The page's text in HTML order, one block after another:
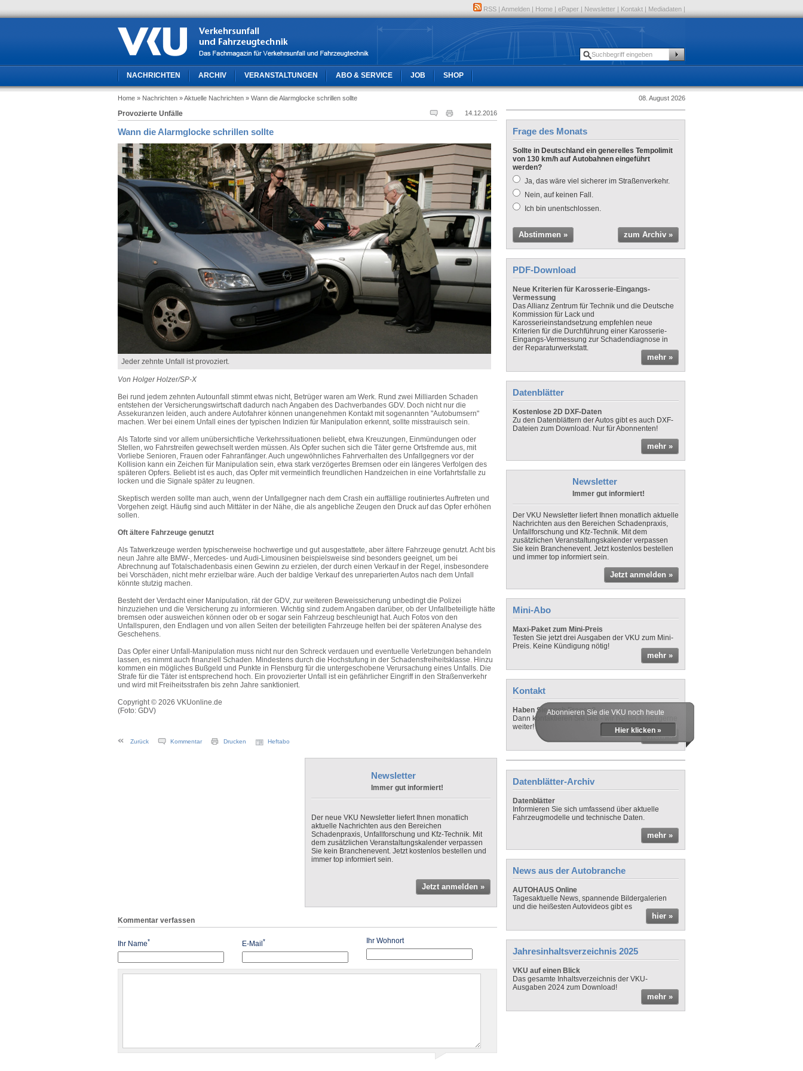
RSS | Anmelden | Home | ePaper | Newsletter | Kontakt | Mediadaten |
NACHRICHTEN ARCHIV VERANSTALTUNGEN ABO & SERVICE JOB SHOP
Home » Nachrichten » Aktuelle Nachrichten » Wann die Alarmglocke schrillen sollte 08. August 2026
14.12.2016
Provozierte Unfälle
Wann die Alarmglocke schrillen sollte
Jeder zehnte Unfall ist provoziert.
Von Holger Holzer/SP-X
Bei rund jedem zehnten Autounfall stimmt etwas nicht, Betrüger waren am Werk. Rund zwei Milliarden Schaden
entstehen der Versicherungswirtschaft dadurch nach Angaben des Dachverbandes GDV. Doch nicht nur die
Assekuranzen leiden, auch andere Autofahrer können unangenehmen Kontakt mit sogenannten "Autobumsern"
machen. Wer bei einem Unfall eines der typischen Indizien für Manipulation erkennt, sollte misstrauisch sein.
Als Tatorte sind vor allem unübersichtliche Verkehrssituationen beliebt, etwa Kreuzungen, Einmündungen oder
Stellen, wo Fahrstreifen gewechselt werden müssen. Als Opfer suchen sich die Täter gerne Ortsfremde aus, mit
Vorliebe Senioren, Frauen oder Fahranfänger. Auch ungewöhnliches Fahrverhalten des Unfallgegners vor der
Kollision kann ein Zeichen für Manipulation sein, etwa stark verzögertes Bremsen oder ein längeres Verfolgen des
späteren Opfers. Beliebt ist es auch, das Opfer mit vermeintlich freundlichen Handzeichen in eine Vorfahrtsfalle zu
locken und die Signale später zu leugnen.
Skeptisch werden sollte man auch, wenn der Unfallgegner nach dem Crash ein auffällige routiniertes Auftreten und
Vorgehen zeigt. Häufig sind auch Mittäter in der Nähe, die als angebliche Zeugen den Druck auf das Opfer erhöhen
sollen.
Oft ältere Fahrzeuge genutzt
Als Tatwerkzeuge werden typischerweise hochwertige und gut ausgestattete, aber ältere Fahrzeuge genutzt. Acht bis
neun Jahre alte BMW-, Mercedes- und Audi-Limousinen beispielsweise sind besonders geeignet, um bei
Abrechnung auf Totalschadenbasis einen Gewinn zu erzielen, der durch einen Verkauf in der Regel, insbesondere
bei Vorschäden, nicht mehr erzielbar wäre. Auch der baldige Verkauf des unreparierten Autos nach dem Unfall
könnte stutzig machen.
Besteht der Verdacht einer Manipulation, rät der GDV, zur weiteren Beweissicherung unbedingt die Polizei
hinzuziehen und die Versicherung zu informieren. Wichtig sind zudem Angaben darüber, ob der Unfallbeteiligte hätte
bremsen oder ausweichen können oder ob er sogar sein Fahrzeug beschleunigt hat. Auch Fotos von den
Unfallspuren, den Endlagen und von allen Seiten der beteiligten Fahrzeuge helfen bei der späteren Analyse des
Geschehens.
Das Opfer einer Unfall-Manipulation muss nicht nur den Schreck verdauen und eventuelle Verletzungen behandeln
lassen, es nimmt auch finanziell Schaden. Mindestens durch die Hochstufung in der Schadensfreiheitsklasse. Hinzu
kommen ein mögliches Bußgeld und Punkte in Flensburg für die untergeschobene Verursachung eines Unfalls. Die
Strafe für die Täter ist entsprechend hoch. Ein provozierter Unfall ist ein gefährlicher Eingriff in den Straßenverkehr
und wird mit Freiheitsstrafen bis zehn Jahre sanktioniert.
Copyright © 2026 VKUonline.de
(Foto: GDV)
Zurück Kommentar Drucken Heftabo
Newsletter
Immer gut informiert!
Der neue VKU Newsletter liefert Ihnen monatlich
aktuelle Nachrichten aus den Bereichen
Schadenpraxis, Unfallforschung und Kfz-Technik. Mit
dem zusätzlichen Veranstaltungskalender verpassen
Sie kein Branchenevent. Jetzt kostenlos bestellen und
immer top informiert sein.
Jetzt anmelden »
Kommentar verfassen
Ihr Name* E-Mail* Ihr Wohnort
Frage des Monats
Sollte in Deutschland ein generelles Tempolimit
von 130 km/h auf Autobahnen eingeführt
werden?
Ja, das wäre viel sicherer im Straßenverkehr.
Nein, auf keinen Fall.
Ich bin unentschlossen.
Abstimmen » zum Archiv »
PDF-Download
Neue Kriterien für Karosserie-Eingangs-
Vermessung
Das Allianz Zentrum für Technik und die Deutsche
Kommission für Lack und
Karosserieinstandsetzung empfehlen neue
Kriterien für die Durchführung einer Karosserie-
Eingangs-Vermessung zur Schadendiagnose in
der Reparaturwerkstatt.
mehr »
Datenblätter
Kostenlose 2D DXF-Daten
Zu den Datenblättern der Autos gibt es auch DXF-
Dateien zum Download. Nur für Abonnenten!
mehr »
Newsletter
Immer gut informiert!
Der VKU Newsletter liefert Ihnen monatlich aktuelle
Nachrichten aus den Bereichen Schadenpraxis,
Unfallforschung und Kfz-Technik. Mit dem
zusätzlichen Veranstaltungskalender verpassen
Sie kein Branchenevent. Jetzt kostenlos bestellen
und immer top informiert sein.
Jetzt anmelden »
Mini-Abo
Maxi-Paket zum Mini-Preis
Testen Sie jetzt drei Ausgaben der VKU zum Mini-
Preis. Keine Kündigung nötig!
mehr »
Kontakt
Haben Sie noch Fragen?
Dann kontaktieren Sie uns - wir helfen Ihnen gerne
weiter!
mehr »
Abonnieren Sie die VKU noch heute
Hier klicken »
Datenblätter-Archiv
Datenblätter
Informieren Sie sich umfassend über aktuelle
Fahrzeugmodelle und technische Daten.
mehr »
News aus der Autobranche
AUTOHAUS Online
Tagesaktuelle News, spannende Bildergalerien
und die heißesten Autovideos gibt es
hier »
Jahresinhaltsverzeichnis 2025
VKU auf einen Blick
Das gesamte Inhaltsverzeichnis der VKU-
Ausgaben 2024 zum Download!
mehr »